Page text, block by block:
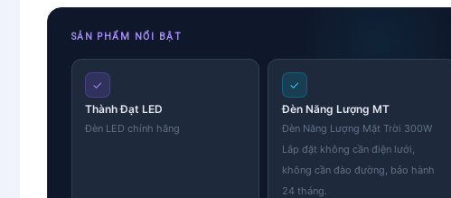
SẢN PHẨM NỔI BẬT
✓
Thành Đạt LED
Đèn LED chính hãng
✓
Đèn Năng Lượng MT
Đèn Năng Lượng Mặt Trời 300W
Lắp đặt không cần điện lưới,
không cần đào đường, bảo hành
24 tháng.